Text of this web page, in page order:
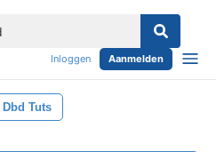
Inloggen Aanmelden
Dbd Tuts